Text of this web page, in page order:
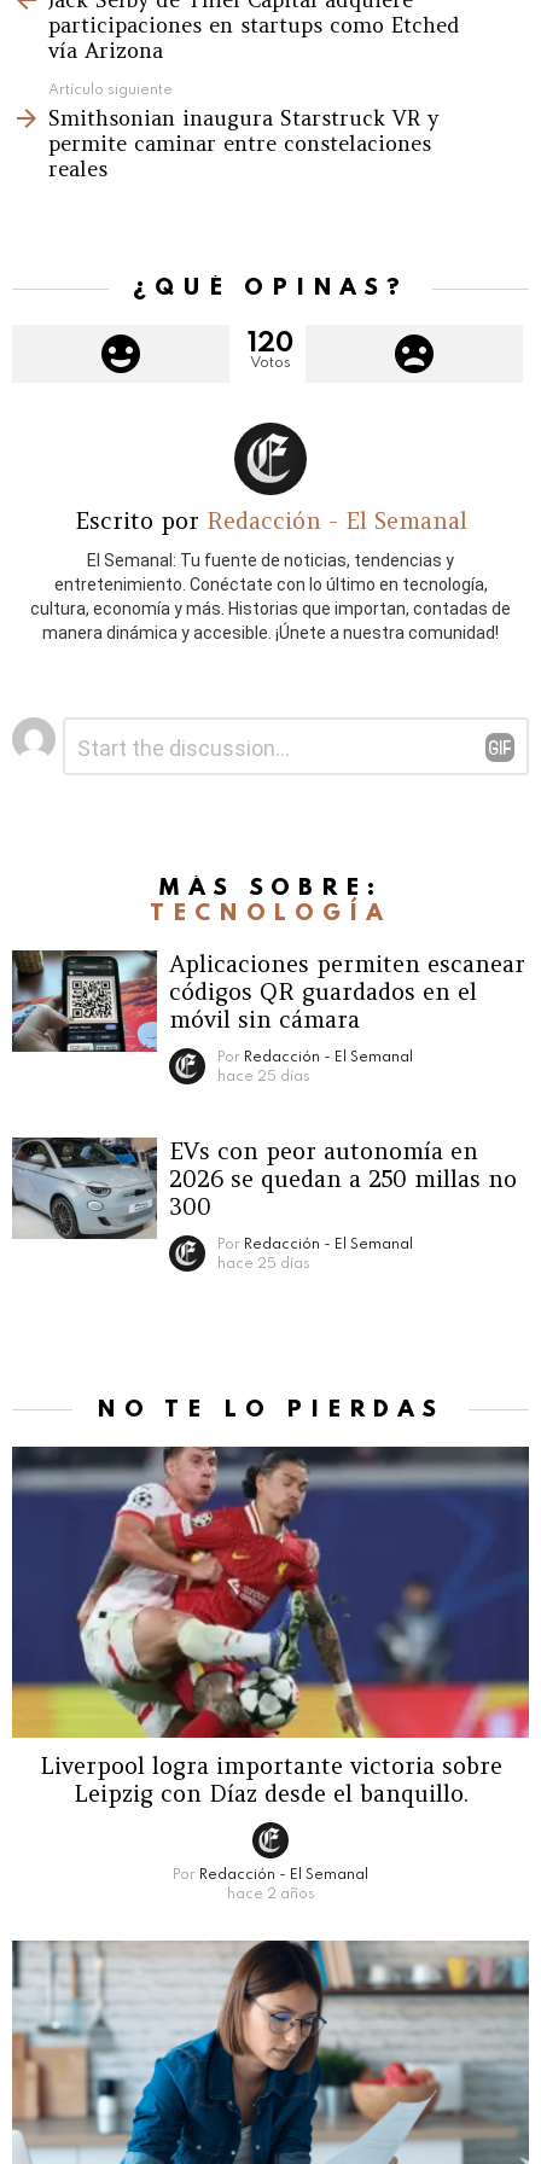
participaciones en startups como Etched
vía Arizona
Artículo siguiente
Smithsonian inaugura Starstruck VR y
permite caminar entre constelaciones
reales
¿QUÉ OPINAS?
120
Votos
Escrito por Redacción - El Semanal
El Semanal: Tu fuente de noticias, tendencias y
entretenimiento. Conéctate con lo último en tecnología,
cultura, economía y más. Historias que importan, contadas de
manera dinámica y accesible. ¡Únete a nuestra comunidad!
Deja
una
MÁS SOBRE:
TECNOLOGÍA
Aplicaciones permiten escanear
códigos QR guardados en el
móvil sin cámara
Por Redacción - El Semanal
hace 25 días
EVs con peor autonomía en
2026 se quedan a 250 millas no
300
Por Redacción - El Semanal
hace 25 días
NO TE LO PIERDAS
Liverpool logra importante victoria sobre
Leipzig con Díaz desde el banquillo.
Por Redacción - El Semanal
hace 2 años